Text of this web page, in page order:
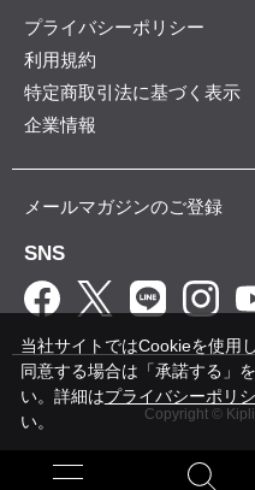
プライバシーポリシー
利用規約
特定商取引法に基づく表示
企業情報
メールマガジンのご登録
SNS
Copyright ©
当社サイトではCookieを使用
同意する場合は「承諾する」
い。詳細はプライバシーポリ
い。